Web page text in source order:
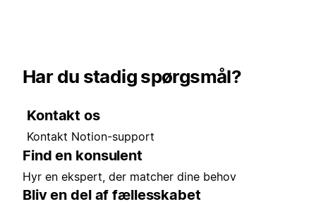
Har du stadig spørgsmål?
Kontakt os
Kontakt Notion-support
Find en konsulent
Hyr en ekspert, der matcher dine behov
Bliv en del af fællesskabet